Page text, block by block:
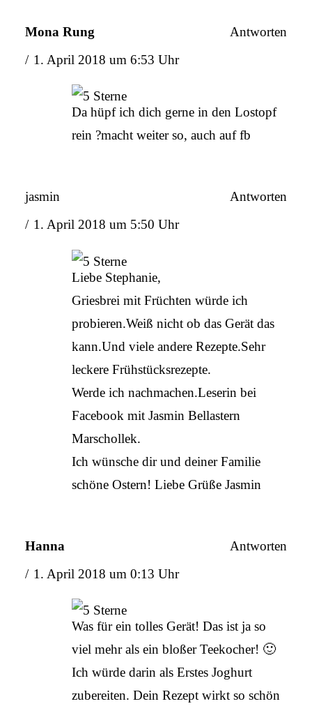
Mona Rung
1. April 2018 um 6:53 Uhr
Da hüpf ich dich gerne in den Lostopf
rein ?macht weiter so, auch auf fb
Antworten
jasmin
1. April 2018 um 5:50 Uhr
Liebe Stephanie,
Griesbrei mit Früchten würde ich
probieren.Weiß nicht ob das Gerät das
kann.Und viele andere Rezepte.Sehr
leckere Frühstücksrezepte.
Werde ich nachmachen.Leserin bei
Facebook mit Jasmin Bellastern
Marschollek.
Ich wünsche dir und deiner Familie
schöne Ostern! Liebe Grüße Jasmin
Antworten
Hanna
1. April 2018 um 0:13 Uhr
Was für ein tolles Gerät! Das ist ja so
viel mehr als ein bloßer Teekocher! 🙂
Ich würde darin als Erstes Joghurt
zubereiten. Dein Rezept wirkt so schön
Antworten